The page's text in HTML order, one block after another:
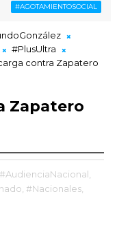
#PlusUltra
contra Zapatero
Zapatero
#AudienciaNacional,
#Nacionales,